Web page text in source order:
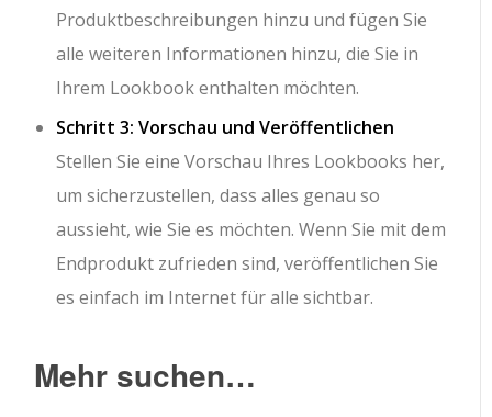
Produktbeschreibungen hinzu und fügen Sie
alle weiteren Informationen hinzu, die Sie in
Ihrem Lookbook enthalten möchten.
Schritt 3: Vorschau und Veröffentlichen
Stellen Sie eine Vorschau Ihres Lookbooks her,
um sicherzustellen, dass alles genau so
aussieht, wie Sie es möchten. Wenn Sie mit dem
Endprodukt zufrieden sind, veröffentlichen Sie
es einfach im Internet für alle sichtbar.
Mehr suchen…